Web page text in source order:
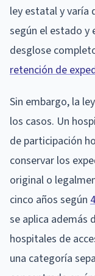
ley estatal y varía
según el estado y
desglose
retención de
Sin embargo, la
los casos. Un
de participación
conservar los
original o
cinco años según
se aplica además
hospitales de
una categoría